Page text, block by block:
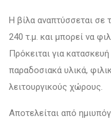
Η βίλα αναπτύσσεται σε
240 τ.μ. και μπορεί να
Πρόκειται για
παραδοσιακά υλικά,
λειτουργικούς χώρους.
Αποτελείται από